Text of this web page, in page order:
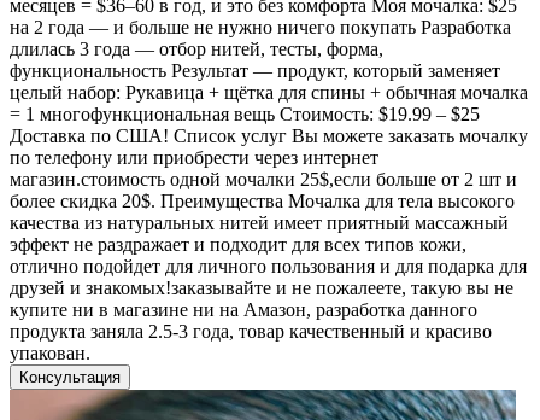
месяцев = $36–60 в год, и это без комфорта Моя мочалка: $25
на 2 года — и больше не нужно ничего покупать Разработка
длилась 3 года — отбор нитей, тесты, форма,
функциональность Результат — продукт, который заменяет
целый набор: Рукавица + щётка для спины + обычная мочалка
= 1 многофункциональная вещь Стоимость: $19.99 – $25
Доставка по США! Список услуг Вы можете заказать мочалку
по телефону или приобрести через интернет
магазин.стоимость одной мочалки 25$,если больше от 2 шт и
более скидка 20$. Преимущества Мочалка для тела высокого
качества из натуральных нитей имеет приятный массажный
эффект не раздражает и подходит для всех типов кожи,
отлично подойдет для личного пользования и для подарка для
друзей и знакомых!заказывайте и не пожалеете, такую вы не
купите ни в магазине ни на Амазон, разработка данного
продукта заняла 2.5-3 года, товар качественный и красиво
упакован.
Консультация